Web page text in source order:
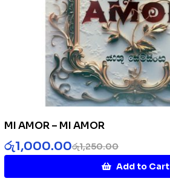
MI AMOR – MI AMOR
රු1,250.00
රු1,000.00
Add to Cart